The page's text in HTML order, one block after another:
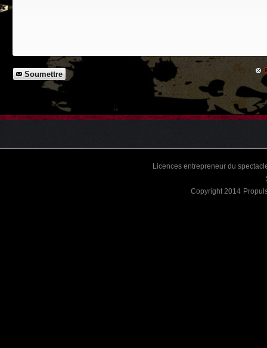
Soumettre
Licences entrepreneur du
Copyright 2014